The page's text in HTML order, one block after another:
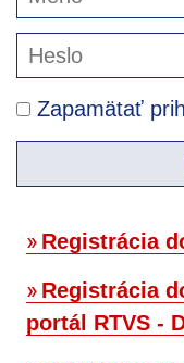
Zapamätať
Registrácia
Registrácia
portál RTVS -